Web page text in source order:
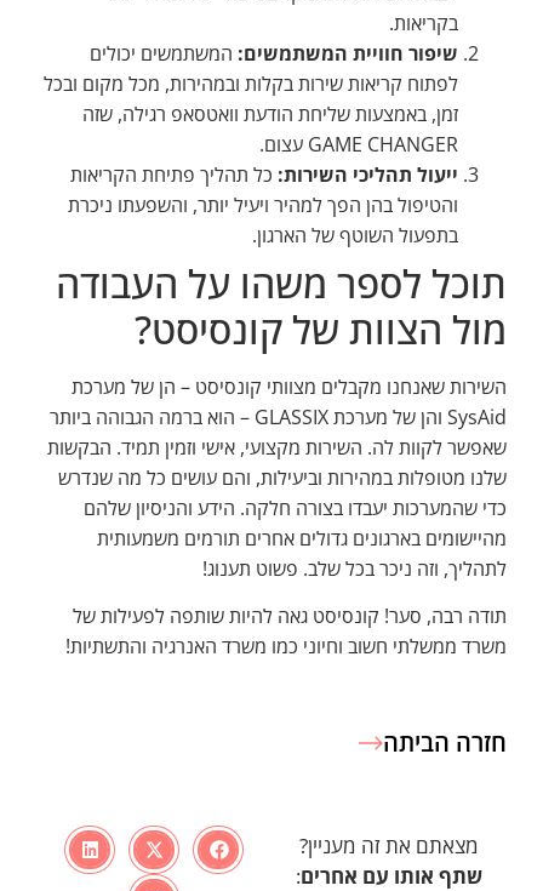
בקריאות.
שיפור חוויית המשתמשים: המשתמשים יכולים
לפתוח קריאות שירות בקלות ובמהירות, מכל מקום ובכל
זמן, באמצעות שליחת הודעת וואטסאפ רגילה, שזה
GAME CHANGER עצום.
ייעול תהליכי השירות: כל תהליך פתיחת הקריאות
והטיפול בהן הפך למהיר ויעיל יותר, והשפעתו ניכרת
בתפעול השוטף של הארגון.
תוכל לספר משהו על העבודה
מול הצוות של קונסיסט?
השירות שאנחנו מקבלים מצוותי קונסיסט – הן של מערכת
SysAid והן של מערכת GLASSIX – הוא ברמה הגבוהה ביותר
שאפשר לקוות לה. השירות מקצועי, אישי וזמין תמיד. הבקשות
שלנו מטופלות במהירות וביעילות, והם עושים כל מה שנדרש
כדי שהמערכות יעבדו בצורה חלקה. הידע והניסיון שלהם
מהיישומים בארגונים גדולים אחרים תורמים משמעותית
לתהליך, וזה ניכר בכל שלב. פשוט תענוג!
תודה רבה, סער! קונסיסט גאה להיות שותפה לפעילות של
משרד ממשלתי חשוב וחיוני כמו משרד האנרגיה והתשתיות!
חזרה הביתה
מצאתם את זה מעניין?
שתף אותו עם אחרים: